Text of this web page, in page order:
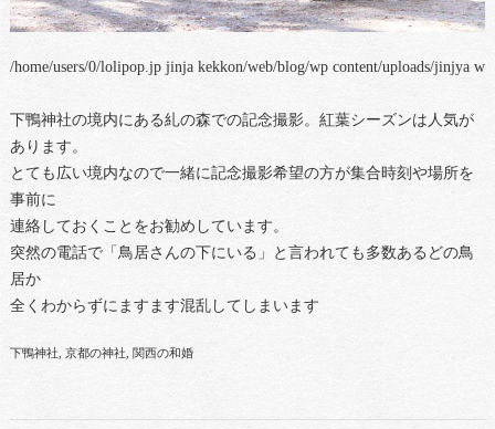
/home/users/0/lolipop.jp jinja kekkon/web/blog/wp content/uploads/jinjya
下鴨神社の境内にある糺の森での記念撮影。紅葉シーズンは人気が
あります。
とても広い境内なので一緒に記念撮影希望の方が集合時刻や場所を
事前に
連絡しておくことをお勧めしています。
突然の電話で「鳥居さんの下にいる」と言われても多数あるどの鳥
居か
全くわからずにますます混乱してしまいます
下鴨神社 京都の神社 関西の和婚